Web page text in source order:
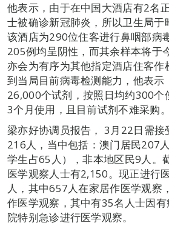
他表示，由于在中国大酒店有2名
士被确诊新冠肺炎，所以卫生局于
该酒店为290位住客进行鼻咽部病
205例均呈阴性，而其余样本将于
亦会为有序为其他指定酒店住客作
到当局目前病毒检测能力，他表示
26,000个试剂，按照日均约300个
3个月使用，且目前试剂不难采购。
梁亦好协调员报告， 3月22日需接
216人，当中包括：澳门居民207
学生占65人），非本地区民9人。
医学观察人士有2,150。现正进行
人，其中657人在家居作医学观察
作医学观察，其中有35名人士因
院特别急诊进行医学观察。